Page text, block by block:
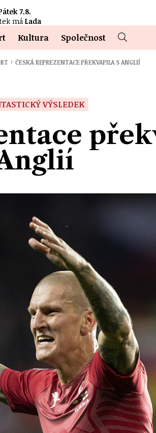
7.8.
má Lada
Kultura Společnost
› ČESKÁ REPREZENTACE PŘEKVAPILA S ANGLIÍ
VÝSLEDEK